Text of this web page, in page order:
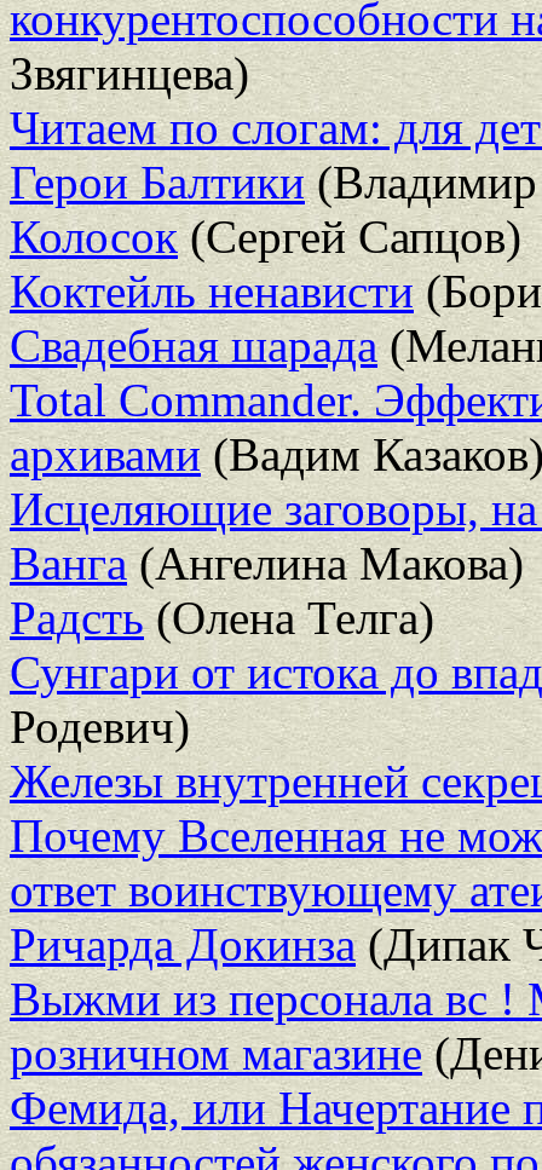
конкурентоспособности
Звягинцева)
Читаем по слогам: для
Герои Балтики
Колосок(Сергей Сапцов)
Коктейль ненависти
Свадебная шарада
Total Commander.
архивами(Вадим
Исцеляющие заговоры, на
Ванга(Ангелина Макова)
Радсть(Олена Телга)
Сунгари от истока до
Родевич)
Железы внутренней
Почему Вселенная не
ответ воинствующему
Ричарда Докинза(Дипак
Выжми из персонала вс !
розничном магазине
Фемида, или Начертание